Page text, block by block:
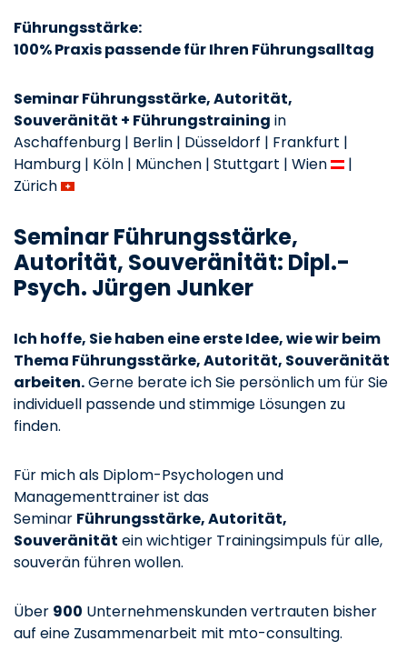
Führungsstärke:
100% Praxis passende für Ihren Führungsalltag
Seminar Führungsstärke, Autorität,
Souveränität + Führungstraining in
Aschaffenburg | Berlin | Düsseldorf | Frankfurt |
Hamburg | Köln | München | Stuttgart | Wien
|
Zürich
Seminar Führungsstärke,
Autorität, Souveränität: Dipl.-
Psych. Jürgen Junker
Ich hoffe, Sie haben eine erste Idee, wie wir beim
Thema Führungsstärke, Autorität, Souveränität
arbeiten.Gerne berate ich Sie persönlich um für Sie
individuell passende und stimmige Lösungen zu
finden.
Für mich als Diplom-Psychologen und
Managementtrainer ist das
Seminar Führungsstärke, Autorität,
Souveränität ein wichtiger Trainingsimpuls für alle,
souverän führen wollen.
Über 900 Unternehmenskunden vertrauten bisher
auf eine Zusammenarbeit mit mto-consulting.